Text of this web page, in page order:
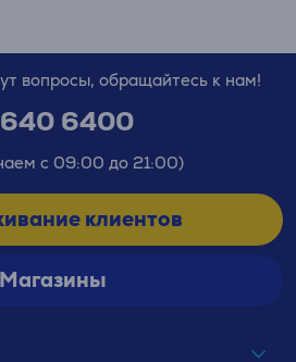
вопросы, обращайтесь к нам!
640 6400
с 09:00 до 21:00)
клиентов
Магазины